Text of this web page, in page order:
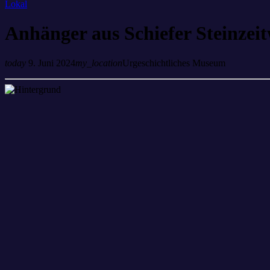
Lokal
Anhänger aus Schiefer
today 9. Juni 2024my_locationUrgeschichtliches Museum